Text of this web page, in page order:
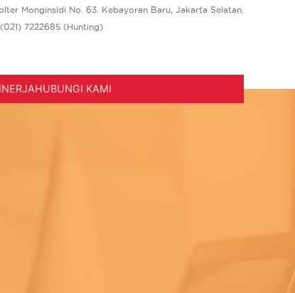
Monginsidi No. 63. Kebayoran Baru, Jakarta Selatan.
7222685 (Hunting)
HUBUNGI KAMI